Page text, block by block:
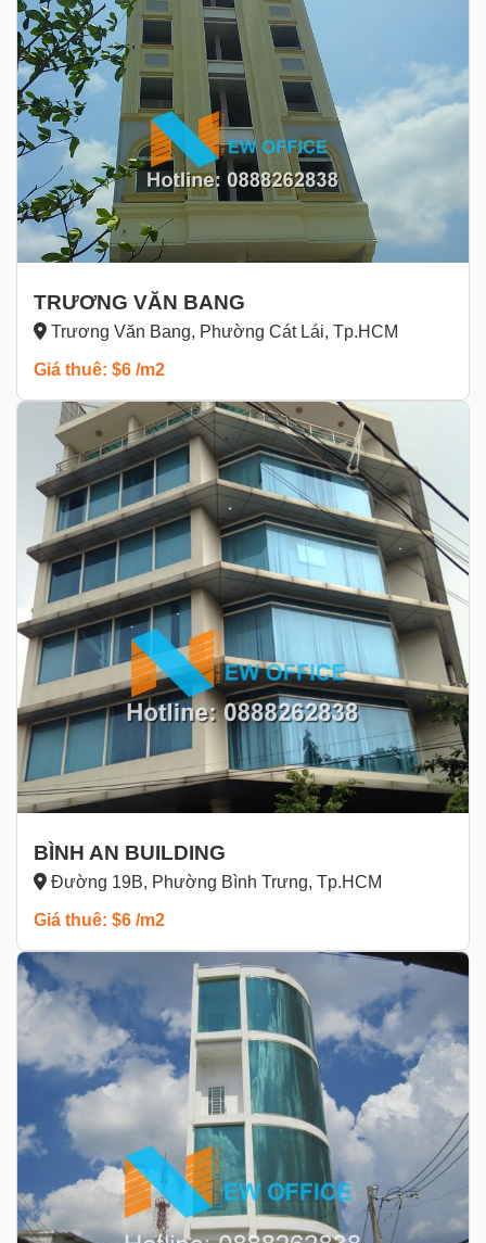
TRƯƠNG VĂN BANG
Trương Văn Bang, Phường Cát Lái, Tp.HCM
Giá thuê: $6 /m2
BÌNH AN BUILDING
Đường 19B, Phường Bình Trưng, Tp.HCM
Giá thuê: $6 /m2